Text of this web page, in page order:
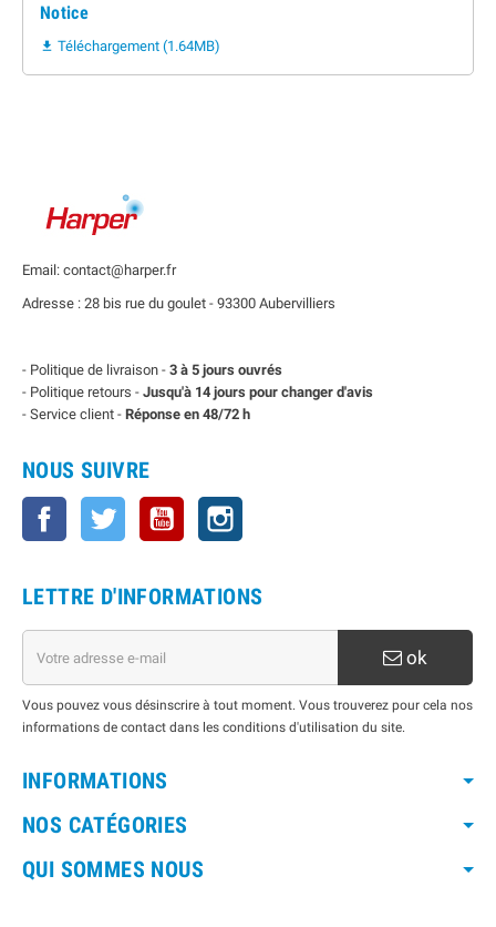
Notice
 Téléchargement (1.64MB)
Email: contact@harper.fr
Adresse : 28 bis rue du goulet - 93300 Aubervilliers
- Politique de livraison - 3 à 5 jours ouvrés
- Politique retours - Jusqu'à 14 jours pour changer d'avis
- Service client - Réponse en 48/72 h
NOUS SUIVRE
Facebook Twitter YouTube
LETTRE D'INFORMATIONS
ok
Vous pouvez vous désinscrire à tout moment. Vous trouverez pour cela nos
informations de contact dans les conditions d'utilisation du site.
INFORMATIONS
NOS CATÉGORIES
QUI SOMMES NOUS